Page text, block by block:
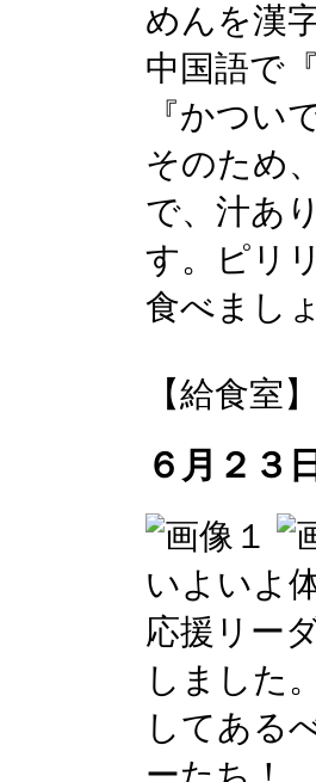
めんを漢
中国語で
『かつい
そのため
で、汁あ
す。ピリ
食べまし
【給食室
６月２３
いよいよ
応援リー
しました
してある
ーたち！